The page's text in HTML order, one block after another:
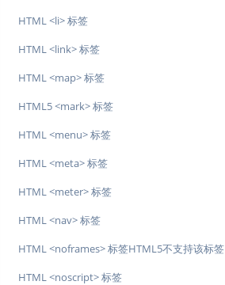
HTML <li> 标签
HTML <link> 标签
HTML <map> 标签
HTML5 <mark> 标签
HTML <menu> 标签
HTML <meta> 标签
HTML <meter> 标签
HTML <nav> 标签
HTML <noframes> 标签HTML5不支持该标签
HTML <noscript> 标签